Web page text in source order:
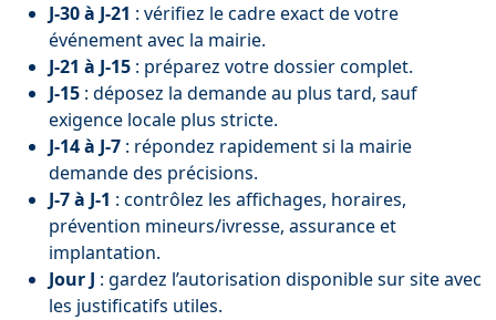
J-30 à J-21 : vérifiez le cadre exact de votre
événement avec la mairie.
J-21 à J-15 : préparez votre dossier complet.
J-15 : déposez la demande au plus tard, sauf
exigence locale plus stricte.
J-14 à J-7 : répondez rapidement si la mairie
demande des précisions.
J-7 à J-1 : contrôlez les affichages, horaires,
prévention mineurs/ivresse, assurance et
implantation.
Jour J : gardez l’autorisation disponible sur site avec
les justificatifs utiles.